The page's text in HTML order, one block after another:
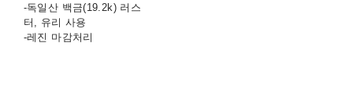
-독일산 백금(19.2k) 러스
터, 유리 사용
-레진 마감처리